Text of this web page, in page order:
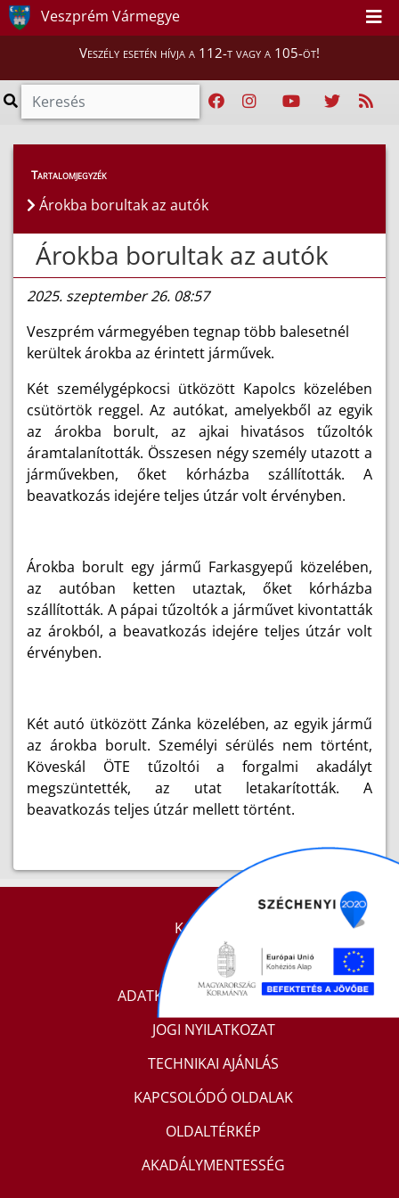
Veszprém Vármegye
Veszély esetén hívja a 112-t vagy a 105-öt!
Híreink > Hírek
Tartalomjegyzék
Árokba borultak az autók
Árokba borultak az autók
2025. szeptember 26. 08:57
Veszprém vármegyében tegnap több balesetnél
kerültek árokba az érintett járművek.
Két személygépkocsi ütközött Kapolcs közelében
csütörtök reggel. Az autókat, amelyekből az egyik
az árokba borult, az ajkai hivatásos tűzoltók
áramtalanították. Összesen négy személy utazott a
járművekben, őket kórházba szállították. A
beavatkozás idejére teljes útzár volt érvényben.
Árokba borult egy jármű Farkasgyepű közelében,
az autóban ketten utaztak, őket kórházba
szállították. A pápai tűzoltók a járművet kivontatták
az árokból, a beavatkozás idejére teljes útzár volt
érvényben.
Két autó ütközött Zánka közelében, az egyik jármű
az árokba borult. Személyi sérülés nem történt,
Köveskál ÖTE tűzoltói a forgalmi akadályt
megszüntették, az utat letakarították. A
beavatkozás teljes útzár mellett történt.
KAPCSOLAT
IMPRESSZUM
ADATKEZELÉSI TÁJÉKOZTATÓ
JOGI NYILATKOZAT
TECHNIKAI AJÁNLÁS
KAPCSOLÓDÓ OLDALAK
OLDALTÉRKÉP
AKADÁLYMENTESSÉG